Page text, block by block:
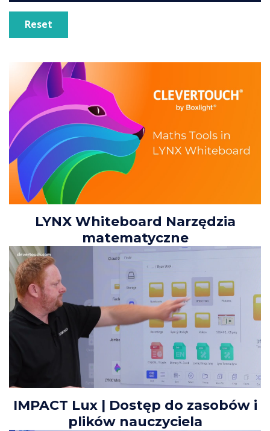
Reset
LYNX Whiteboard Narzędzia
matematyczne
IMPACT Lux | Dostęp do zasobów i
plików nauczyciela